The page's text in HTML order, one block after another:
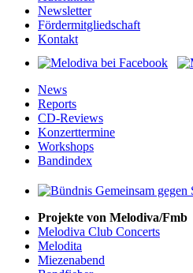
Newsletter
Fördermitgliedschaft
Kontakt
News
Reports
CD-Reviews
Konzerttermine
Workshops
Bandindex
Projekte von Melodiva/Fmb
Melodiva Club Concerts
Melodita
Miezenabend